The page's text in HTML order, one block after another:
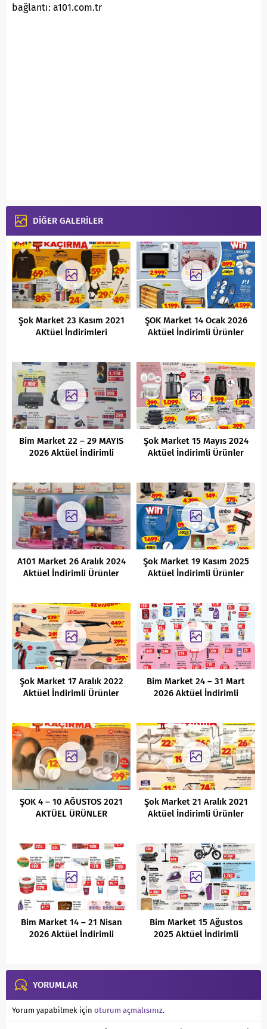
bağlantı: a101.com.tr
DİĞER GALERİLER
Şok Market 23 Kasım 2021
AKtüel İndirimleri
ŞOK Market 14 Ocak 2026
Aktüel İndirimli Ürünler
Bim Market 22 – 29 MAYIS
2026 Aktüel İndirimli
Şok Market 15 Mayıs 2024
Aktüel İndirimli Ürünler
A101 Market 26 Aralık 2024
Aktüel İndirimli Ürünler
Şok Market 19 Kasım 2025
Aktüel İndirimli Ürünler
Şok Market 17 Aralık 2022
Aktüel İndirimli Ürünler
Bim Market 24 – 31 Mart
2026 Aktüel İndirimli
ŞOK 4 – 10 AĞUSTOS 2021
AKTÜEL ÜRÜNLER
Şok Market 21 Aralık 2021
Aktüel İndirimli Ürünler
Bim Market 14 – 21 Nisan
2026 Aktüel İndirimli
Bim Market 15 Ağustos
2025 Aktüel İndirimli
YORUMLAR
Yorum yapabilmek için oturum açmalısınız.